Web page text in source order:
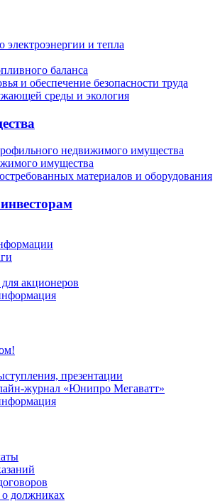
электроэнергии и тепла
баланса
и обеспечение безопасности труда
среды и экология
недвижимого имущества
имущества
материалов и оборудования
акционеров
презентации
журнал «Юнипро Мегаватт»
должниках